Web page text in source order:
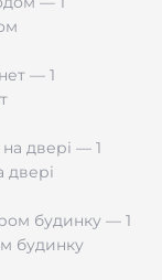
двері
будинку